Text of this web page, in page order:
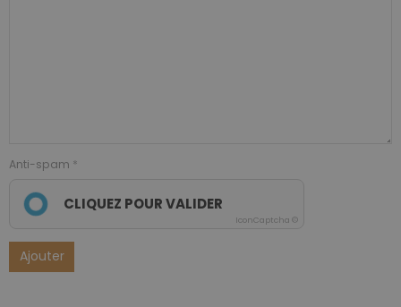
Anti-spam
CLIQUEZ POUR VALIDER
IconCaptcha ©
Ajouter